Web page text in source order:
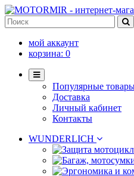
мой аккаунт
корзина: 0
Популярные
Доставка
Личный кабинет
Контакты
WUNDERLICH